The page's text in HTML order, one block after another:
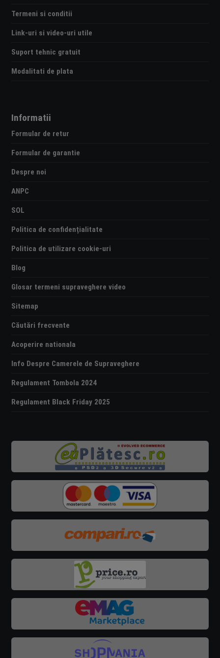
Termeni si conditii
Link-uri si video-uri utile
Suport tehnic gratuit
Modalitati de plata
Informatii
Formular de retur
Formular de garantie
Despre noi
ANPC
SOL
Politica de confidențialitate
Politica de utilizare cookie-uri
Blog
Glosar termeni supraveghere video
Sitemap
Căutări frecvente
Acoperire nationala
Info Despre Camerele de Supraveghere
Regulament Tombola 2024
Regulament Black Friday 2025